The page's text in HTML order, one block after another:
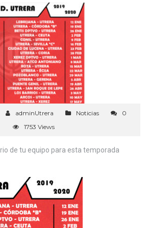
adminUtrera Noticias
0
1753 Views
de tu equipo para esta temporada